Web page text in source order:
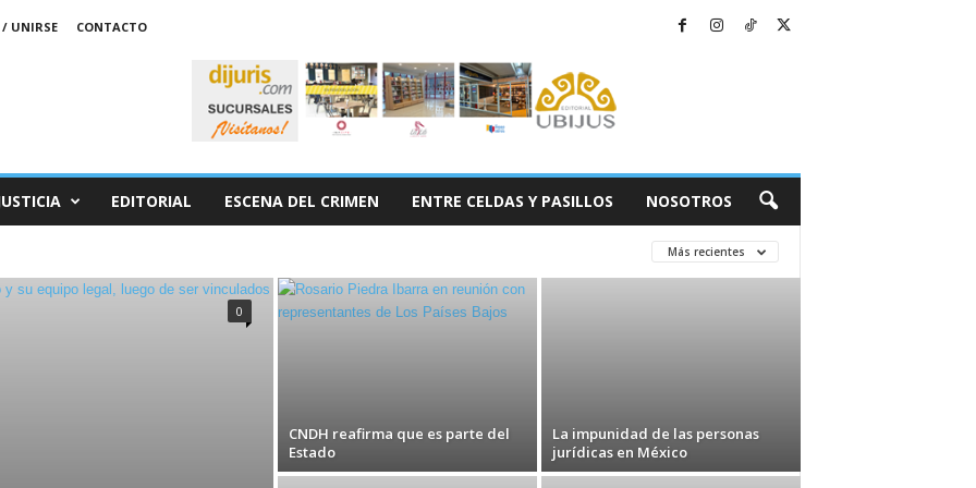
/ UNIRSE
CONTACTO
EDITORIAL ESCENA DEL CRIMEN ENTRE CELDAS Y PASILLOS NOSOTROS
Más recientes
0
CNDH reafirma que es parte del
Estado
La impunidad de las personas
jurídicas en México